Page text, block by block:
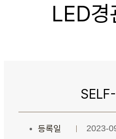
LED경
등록일 2023-